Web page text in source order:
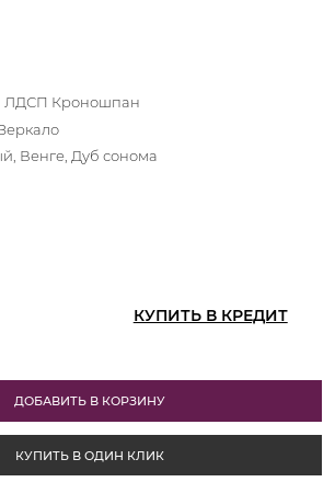
ЛДСП Кроношпан
Венге, Дуб сонома
КУПИТЬ В КРЕДИТ
ДОБАВИТЬ В КОРЗИНУ
КУПИТЬ В ОДИН КЛИК